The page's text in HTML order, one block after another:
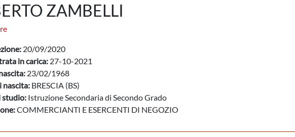
ZAMBELLI
20/09/2020
in carica: 27-10-2021
23/02/1968
nascita: BRESCIA (BS)
studio: Istruzione Secondaria di Secondo Grado
COMMERCIANTI E ESERCENTI DI NEGOZIO